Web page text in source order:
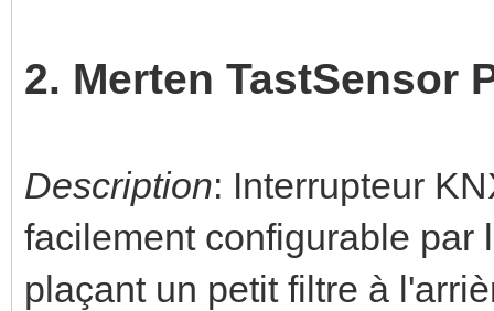
2. Merten TastSensor
Description: Interrupteur
facilement configurable par
plaçant un petit filtre à